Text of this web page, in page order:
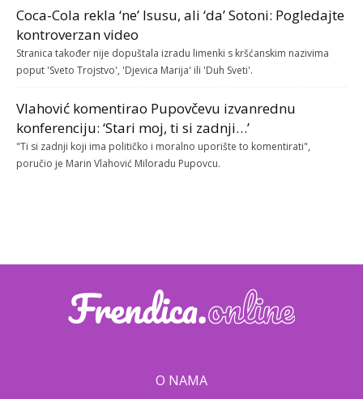
Coca-Cola rekla ‘ne’ Isusu, ali ‘da’ Sotoni: Pogledajte
kontroverzan video
Stranica također nije dopuštala izradu limenki s kršćanskim nazivima
poput 'Sveto Trojstvo', 'Djevica Marija' ili 'Duh Sveti'.
Vlahović komentirao Pupovčevu izvanrednu
konferenciju: ‘Stari moj, ti si zadnji…’
"Ti si zadnji koji ima političko i moralno uporište to komentirati",
poručio je Marin Vlahović Miloradu Pupovcu.
O NAMA